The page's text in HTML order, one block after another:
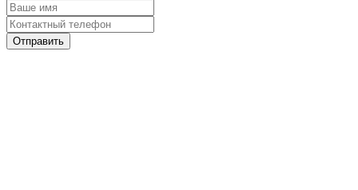
Отправить